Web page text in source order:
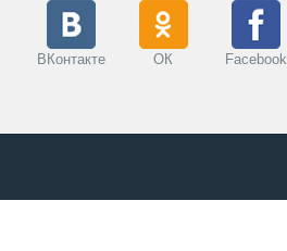
ВКонтакте ОК Facebook